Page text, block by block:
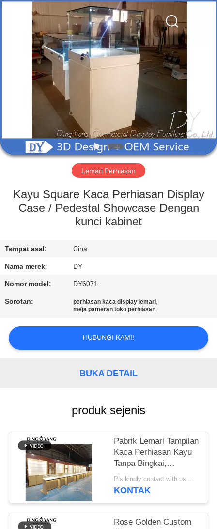
RUMAH
PRODUK
TENTANG
KAMI
TUR
PABRIK
KUALITAS
MINTA
KUTIPAN
COMPANY
NEWS
Lemari Perhiasan
Kayu Square Kaca Perhiasan Display
Case / Pedestal Showcase Dengan
kunci kabinet
Tempat asal: Cina
Nama merek: DY
Nomor model: DY6071
Sorotan: perhiasan kaca display lemari,
meja pameran toko perhiasan
HUBUNGI KAMI!
BUKA DETAIL
produk sejenis
Pabrik Lemari Tampilan
Kaca Perhiasan Kayu
Tanpa Bingkai,
Produsen Showcase
Perhiasan Khusus
Pls kindly contact with us MOQ:1 Toko atau 5 set/Furniture Toko Perhiasan Mewah
KONTAK
Rose Golden Custom